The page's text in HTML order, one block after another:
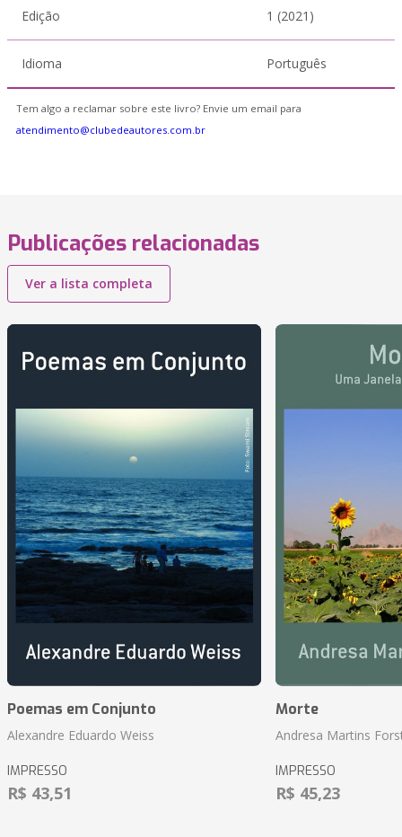
Edição 1 (2021)
Idioma Português
Tem algo a reclamar sobre este livro? Envie um email para
atendimento@clubedeautores.com.br
Publicações relacionadas
Ver a lista completa
Poemas em Conjunto
Alexandre Eduardo Weiss
IMPRESSO
R$ 43,51
Morte
Andresa Martins
IMPRESSO
R$ 45,23